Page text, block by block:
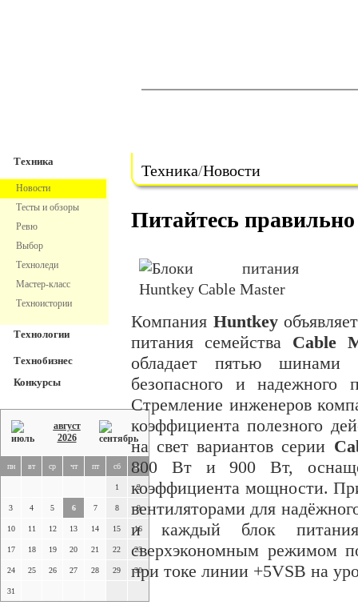
Техника
Новости
Тесты и обзоры
Ревю
Выбор
Техноледи
Мастер-класс
Техноистории
Технологии
Технобизнес
Конкурсы
август
2026
пн вт ср чт пт сб вс
1 2
3 4 5 6 7 8 9
10 11 12 13 14 15 16
17 18 19 20 21 22 23
24 25 26 27 28 29 30
31
Техника/Новости
Питайтесь правильно
Компания Huntkey
питания семейства Cable
обладает пятью
безопасного и надежного
Стремление инженеров
коэффициента полезного
на свет вариантов серии
800 Вт и 900 Вт,
коэффициента мощности.
вентиляторами для
и каждый блок
сверхэкономным режимом
при токе линии +5VSB на